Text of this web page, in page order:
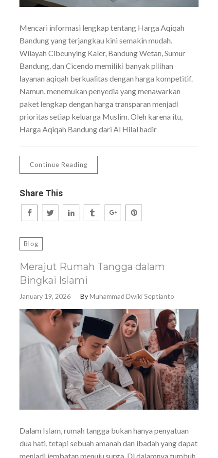
Mencari informasi lengkap tentang Harga Aqiqah
Bandung yang terjangkau kini semakin mudah.
Wilayah Cibeunying Kaler, Bandung Wetan, Sumur
Bandung, dan Cicendo memiliki banyak pilihan
layanan aqiqah berkualitas dengan harga kompetitif.
Namun, menemukan penyedia yang menawarkan
paket lengkap dengan harga transparan menjadi
prioritas setiap keluarga Muslim. Oleh karena itu,
Harga Aqiqah Bandung dari Al Hilal hadir
Continue Reading
Share This
Blog
Merajut Rumah Tangga dalam
Bingkai Islami
January 19, 2026 ByMuhammad Dwiki Septianto
Dalam Islam, rumah tangga bukan hanya penyatuan
dua hati, tetapi sebuah amanah dan ibadah yang dapat
menjadi jembatan menuju surga. Di dalamnya tumbuh